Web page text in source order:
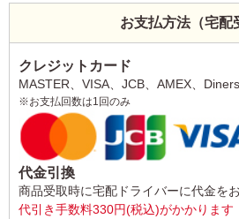
お支払方法（宅配
クレジットカード
MASTER、VISA、JCB、AMEX、Diners
※お支払回数は1回のみ
代金引換
商品受取時に宅配ドライバーに代金を
代引き手数料330円(税込)がかかります